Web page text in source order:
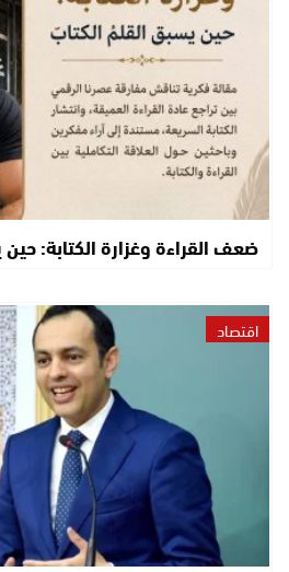
ضعف القراءة وغزارة الكتابة:
اقتصاد